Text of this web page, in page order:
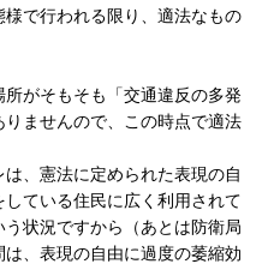
で行われる限り、適法なもの
がそもそも「交通違反の多発
ませんので、この時点で適法
、憲法に定められた表現の自
ている住民に広く利用されて
状況ですから（あとは防衛局
、表現の自由に過度の萎縮効